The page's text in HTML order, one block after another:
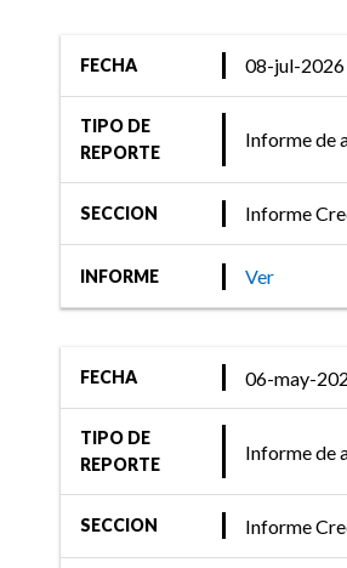
S.A.
26-ago-2024
Informe Crediticio
FIX (afiliada de Fitch
Ratings) asigna
Columbia S.A.
FECHA 08-jul-2026
TIPO DE
REPORTE
Informe de
SECCION Informe
INFORME Ver
FECHA 06-may-
TIPO DE
REPORTE
Informe de
SECCION Informe